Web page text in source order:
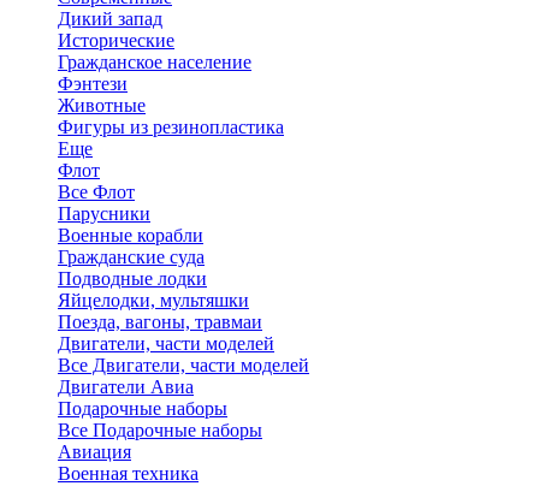
Дикий запад
Исторические
Гражданское население
Фэнтези
Животные
Фигуры из резинопластика
Еще
Флот
Все Флот
Парусники
Военные корабли
Гражданские суда
Подводные лодки
Яйцелодки, мультяшки
Поезда, вагоны, травмаи
Двигатели, части моделей
Все Двигатели, части моделей
Двигатели Авиа
Подарочные наборы
Все Подарочные наборы
Авиация
Военная техника